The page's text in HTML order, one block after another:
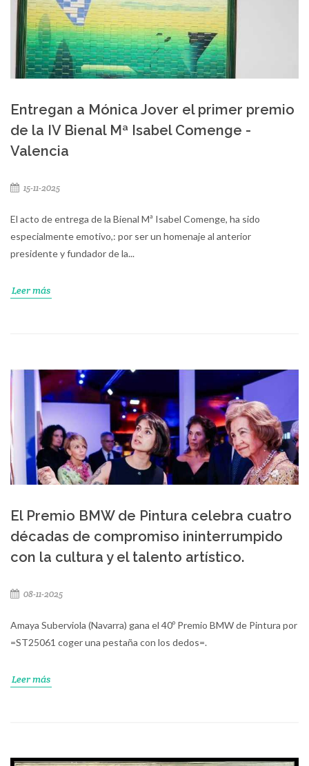
Entregan a Mónica Jover el primer premio
de la IV Bienal Mª Isabel Comenge -
Valencia
15-11-2025
El acto de entrega de la Bienal Mª Isabel Comenge, ha sido
especialmente emotivo,: por ser un homenaje al anterior
presidente y fundador de la...
Leer más
El Premio BMW de Pintura celebra cuatro
décadas de compromiso ininterrumpido
con la cultura y el talento artístico.
08-11-2025
Amaya Suberviola (Navarra) gana el 40º Premio BMW de Pintura por
=ST25061 coger una pestaña con los dedos=.
Leer más